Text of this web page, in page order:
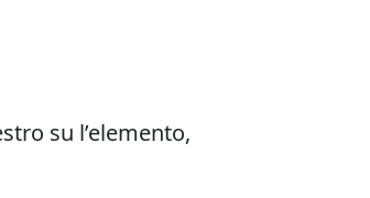
su l’elemento,